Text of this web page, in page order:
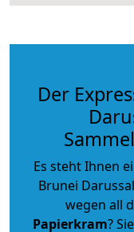
Der
Es steht Ihnen
Brunei
wegen all
Papierkram?